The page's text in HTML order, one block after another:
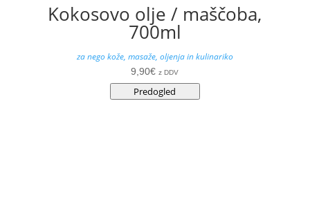
Kokosovo olje / maščoba,
700ml
za nego kože, masaže, oljenja in kulinariko
9,90€ z DDV
Predogled